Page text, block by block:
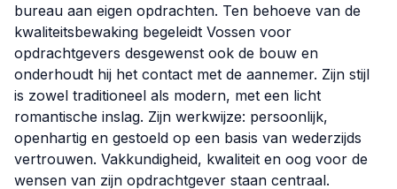
bureau aan eigen opdrachten. Ten behoeve van de
kwaliteitsbewaking begeleidt Vossen voor
opdrachtgevers desgewenst ook de bouw en
onderhoudt hij het contact met de aannemer. Zijn stijl
is zowel traditioneel als modern, met een licht
romantische inslag. Zijn werkwijze: persoonlijk,
openhartig en gestoeld op een basis van wederzijds
vertrouwen. Vakkundigheid, kwaliteit en oog voor de
wensen van zijn opdrachtgever staan centraal.